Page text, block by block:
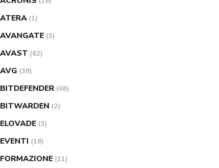
ATERA (1)
AVANGATE (3)
AVAST (62)
AVG (38)
BITDEFENDER (68)
BITWARDEN (2)
ELOVADE (3)
EVENTI (18)
FORMAZIONE (11)